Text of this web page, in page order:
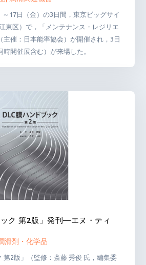
～17日（金）の3日間，東京ビッグサイ
東区）で，「メンテナンス・レジリエ
主催：日本能率協会）が開催され，3日
時開催展含む）が来場した。
ック 第2版」発刊―エヌ・ティ
滑剤・化学品
第2版」（監修：斎藤 秀俊 氏，編集委